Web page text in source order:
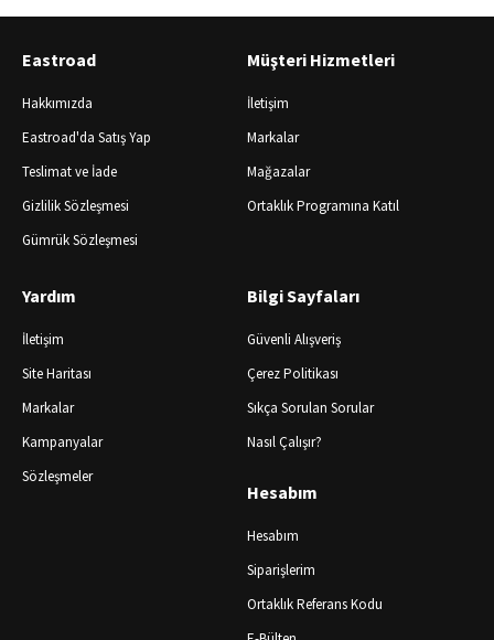
Eastroad
Hakkımızda
Eastroad'da Satış Yap
Teslimat ve İade
Gizlilik Sözleşmesi
Gümrük Sözleşmesi
Müşteri Hizmetleri
İletişim
Markalar
Mağazalar
Ortaklık Programına Katıl
Yardım
İletişim
Site Haritası
Markalar
Kampanyalar
Sözleşmeler
Bilgi Sayfaları
Güvenli Alışveriş
Çerez Politikası
Sıkça Sorulan Sorular
Nasıl Çalışır?
Hesabım
Hesabım
Siparişlerim
Ortaklık Referans Kodu